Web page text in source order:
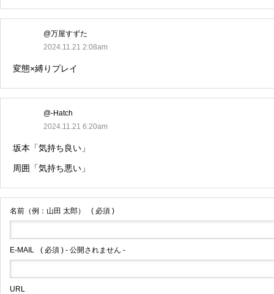
@万屋すずた
2024.11.21 2:08am
変態×縛りプレイ
@-Hatch
2024.11.21 6:20am
坂本「気持ち良い」
周囲「気持ち悪い」
名前（例：山田 太郎） ( 必須 )
E-MAIL ( 必須 ) - 公開されません -
URL